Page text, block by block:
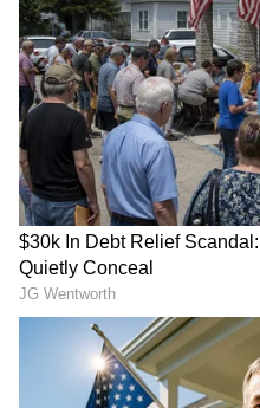
JIO : తక్కువ ధరకే 200 జీబీ
రీచార్జ్ ప్లాన్
Jio New OTT Pass: జియో
రూ.200 కే 15 ఓటీటీలు ఫ్రీ.. ఇక
లేదు బాస్!
3
5